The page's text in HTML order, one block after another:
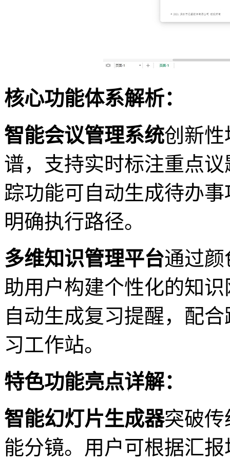
核心功能体系解析：
智能会议管理系统创新
谱，支持实时标注重点
踪功能可自动生成待办
明确执行路径。
多维知识管理平台通过
助用户构建个性化的知
自动生成复习提醒，配
习工作站。
特色功能亮点详解：
智能幻灯片生成器突破传
能分镜。用户可根据汇